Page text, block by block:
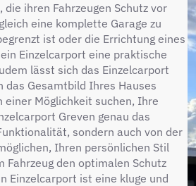
ihren Fahrzeugen Schutz vor
eine komplette Garage zu
ist oder die Errichtung eines
Einzelcarport eine praktische
lässt sich das Einzelcarport
das Gesamtbild Ihres Hauses
einer Möglichkeit suchen, Ihre
Greven genau das
sondern auch von der
Ihren persönlichen Stil
Fahrzeug den optimalen Schutz
Einzelcarport ist eine kluge und